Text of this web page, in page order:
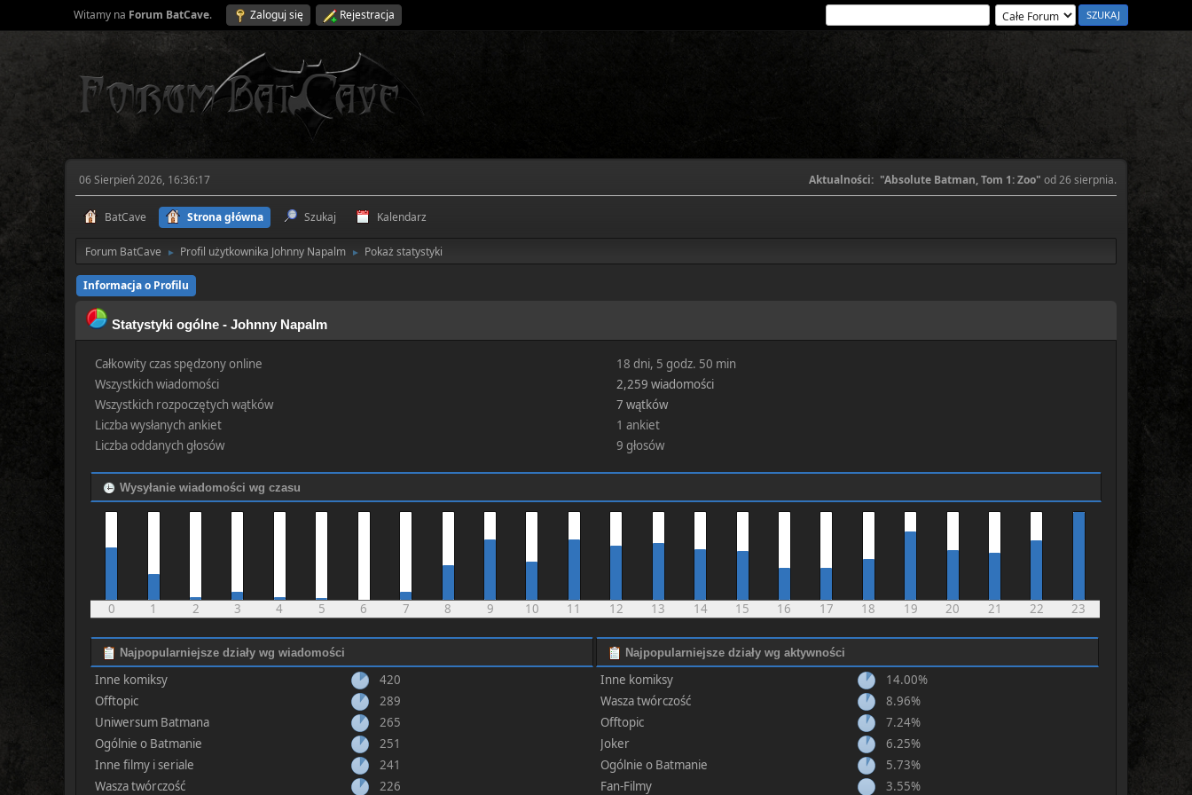
Witamy na Forum BatCave. Zaloguj się Rejestracja
06 Sierpień 2026, 16:36:17 Aktualności: "Absolute Batman, Tom 1: Zoo" od 26 sierpnia.
BatCave Strona główna Szukaj Kalendarz
Forum BatCave ► Profil użytkownika Johnny Napalm ► Pokaż statystyki
Informacja o Profilu
Statystyki ogólne - Johnny Napalm
Całkowity czas spędzony online
18 dni, 5 godz. 50 min
Wszystkich wiadomości
2,259 wiadomości
Wszystkich rozpoczętych wątków
7 wątków
Liczba wysłanych ankiet
1 ankiet
Liczba oddanych głosów
9 głosów
Wysyłanie wiadomości wg czasu
0 1 2 3 4 5 6 7 8 9 10 11 12 13 14 15 16 17 18 19 20 21 22 23
Najpopularniejsze działy wg wiadomości
Inne komiksy
420
Offtopic
289
Uniwersum Batmana
265
Ogólnie o Batmanie
251
Inne filmy i seriale
241
Wasza twórczość
226
Najpopularniejsze działy wg aktywności
Inne komiksy
14.00%
Wasza twórczość
8.96%
Offtopic
7.24%
Joker
6.25%
Ogólnie o Batmanie
5.73%
Fan-Filmy
3.55%